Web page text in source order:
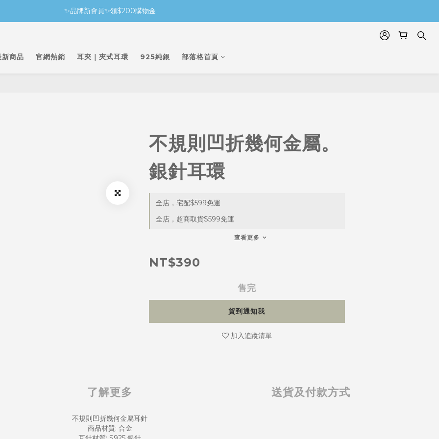
✨品牌新會員✨領$200購物金
新商品 官網熱銷 耳夾｜夾式耳環 925純銀 部落格首頁
不規則凹折幾何金屬。
銀針耳環
全店，宅配$599免運
全店，超商取貨$599免運
查看更多
NT$390
售完
貨到通知我
加入追蹤清單
了解更多 送貨及付款方式
不規則凹折幾何金屬耳針
商品材質: 合金